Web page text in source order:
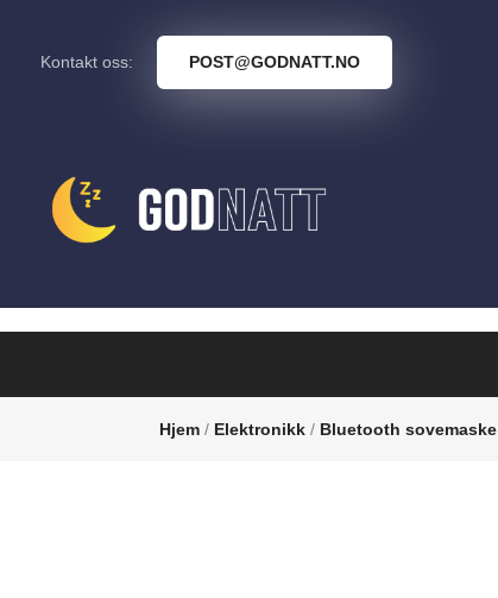
Kontakt oss: POST@GODNATT.NO
Hjem / Elektronikk / Bluetooth sovemaske